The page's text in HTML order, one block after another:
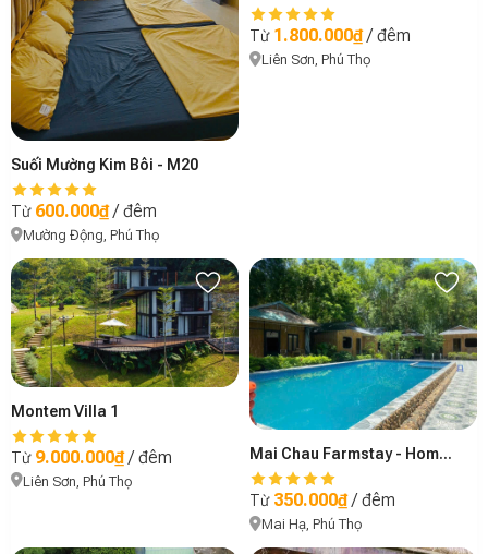
Suối Mường Kim Bôi - M20
Từ 600.000₫/ đêm
Mường Động, Phú Thọ
Từ 1.800.000₫/ đêm
Liên Sơn, Phú Thọ
Montem Villa 1
Từ 9.000.000₫/ đêm
Liên Sơn, Phú Thọ
Mai Chau Farmstay - Homestay ở Bản Lác, Mai Châu 2
Từ 350.000₫/ đêm
Mai Hạ, Phú Thọ